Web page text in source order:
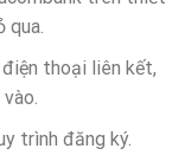
qua.
thoại liên kết,
trình đăng ký.